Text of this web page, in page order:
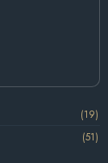
(19)
(51)